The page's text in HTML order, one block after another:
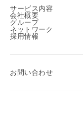
サービス内容
会社概要
グループ
ネットワーク
採用情報
お問い合わせ